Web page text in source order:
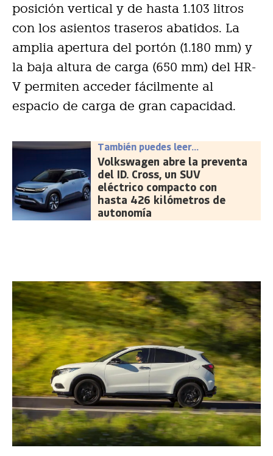
posición vertical y de hasta 1.103 litros
con los asientos traseros abatidos. La
amplia apertura del portón (1.180 mm) y
la baja altura de carga (650 mm) del HR-
V permiten acceder fácilmente al
espacio de carga de gran capacidad.
También puedes leer...
Volkswagen abre la preventa
del ID. Cross, un SUV
eléctrico compacto con
hasta 426 kilómetros de
autonomía